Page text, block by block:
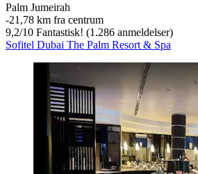
Palm Jumeirah
‐21,78 km fra centrum
9,2/10 Fantastisk! (1.286 anmeldelser)
Sofitel Dubai The Palm Resort & Spa